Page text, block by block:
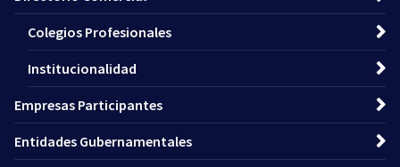
Colegios Profesionales
Institucionalidad
Empresas Participantes
Entidades Gubernamentales